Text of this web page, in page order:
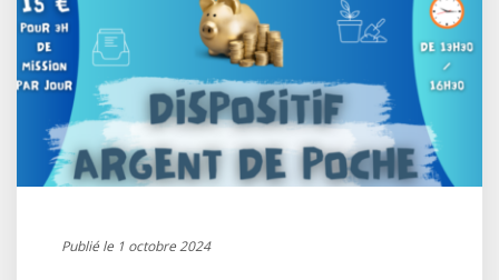
Publié le 1 octobre 2024